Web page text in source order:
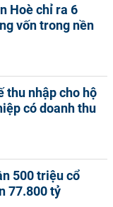
Hoè chỉ ra 6
vốn trong nền
thu nhập cho hộ
có doanh thu
500 triệu cổ
77.800 tỷ